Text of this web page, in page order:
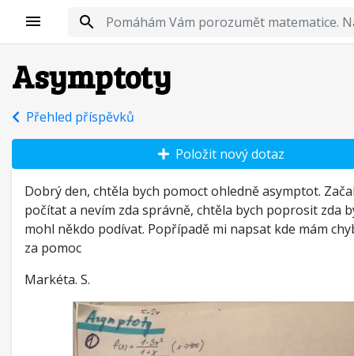
Asymptoty
Přehled příspěvků
Dobrý den, chtěla bych pomoct ohledně asymptot.
počítat a nevím zda správně, chtěla bych poprosit zda
mohl někdo podívat. Popřípadě mi napsat kde mám
za pomoc
Markéta. S.
Položit nový dotaz